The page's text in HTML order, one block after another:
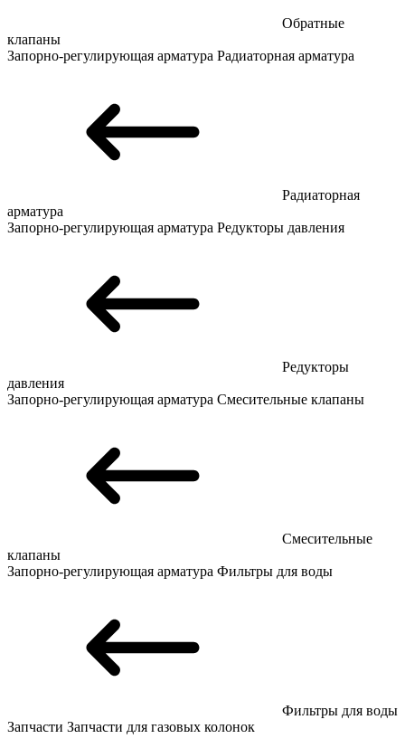
Обратные
клапаны
Запорно-регулирующая арматура Радиаторная арматура
Радиаторная
арматура
Запорно-регулирующая арматура Редукторы давления
Редукторы
давления
Запорно-регулирующая арматура Смесительные клапаны
Смесительные
клапаны
Запорно-регулирующая арматура Фильтры для воды
Фильтры для воды
Запчасти Запчасти для газовых колонок